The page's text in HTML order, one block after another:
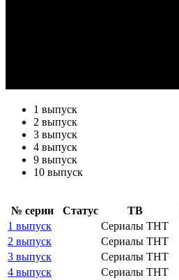
1 выпуск
2 выпуск
3 выпуск
4 выпуск
9 выпуск
10 выпуск
№ се­рии Ста­тус ТВ
1 выпуск
Сериалы ТНТ
2 выпуск
Сериалы ТНТ
3 выпуск
Сериалы ТНТ
4 выпуск
Сериалы ТНТ